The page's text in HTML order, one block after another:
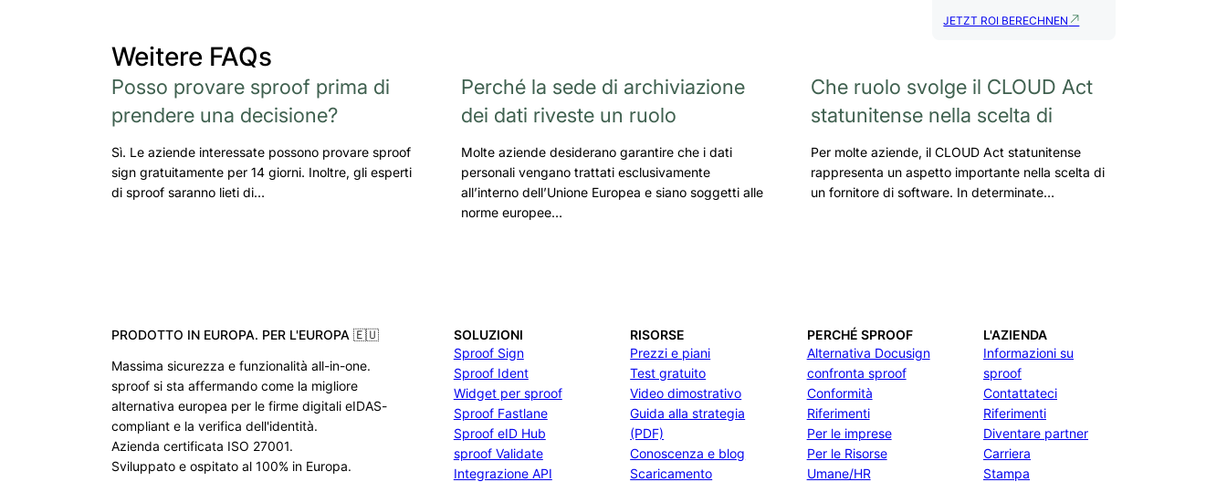
JETZT ROI BERECHNEN
Weitere FAQs
Posso provare sproof prima di
prendere una decisione?
Sì. Le aziende interessate possono provare sproof
sign gratuitamente per 14 giorni. Inoltre, gli esperti
di sproof saranno lieti di…
Perché la sede di archiviazione
dei dati riveste un ruolo
Molte aziende desiderano garantire che i dati
personali vengano trattati esclusivamente
all’interno dell’Unione Europea e siano soggetti alle
norme europee…
Che ruolo svolge il CLOUD Act
statunitense nella scelta di
Per molte aziende, il CLOUD Act statunitense
rappresenta un aspetto importante nella scelta di
un fornitore di software. In determinate…
PRODOTTO IN EUROPA. PER L'EUROPA 🇪🇺
Massima sicurezza e funzionalità all-in-one.
sproof si sta affermando come la migliore
alternativa europea per le firme digitali eIDAS-
compliant e la verifica dell'identità.
Azienda certificata ISO 27001.
Sviluppato e ospitato al 100% in Europa.
SOLUZIONI
Sproof Sign
Sproof Ident
Widget per sproof
Sproof Fastlane
Sproof eID Hub
sproof Validate
Integrazione API
RISORSE
Prezzi e piani
Test gratuito
Video dimostrativo
Guida alla strategia
(PDF)
Conoscenza e blog
Scaricamento
PERCHÉ SPROOF
Alternativa Docusign
confronta sproof
Conformità
Riferimenti
Per le imprese
Per le Risorse
Umane/HR
L'AZIENDA
Informazioni su
sproof
Contattateci
Riferimenti
Diventare partner
Carriera
Stampa